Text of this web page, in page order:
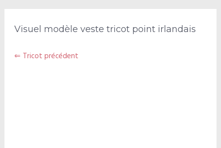
Visuel modèle veste tricot point irlandais
⇐ Tricot précédent